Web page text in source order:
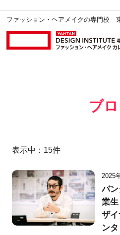
ファッション・ヘアメイクの専門校
ブ
表示中： 15件
2025
バ
業
ザ
ン